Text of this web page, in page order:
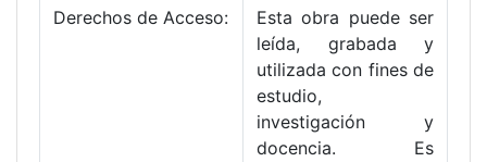
Derechos de Acceso:
Esta obra puede ser
leída, grabada y
utilizada con fines de
estudio,
investigación y
docencia. Es